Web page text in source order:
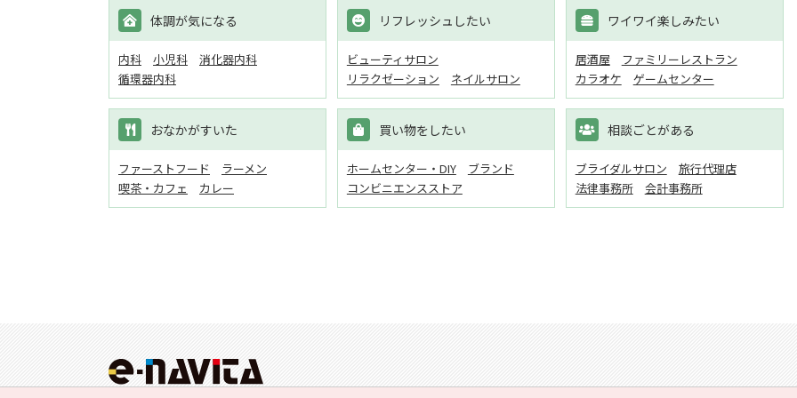
体調が気になる
内科 小児科
消化器内科
循環器内科
リフレッシュしたい
ビューティサロン
リラクゼーション
ネイルサロン
ワイワイ楽しみたい
居酒屋
ファミリーレストラン
カラオケ
ゲームセンター
おなかがすいた
ファーストフード
ラーメン
喫茶・カフェ
カレー
買い物をしたい
ホームセンター・DIY
ブランド
コンビニエンスストア
相談ごとがある
ブライダルサロン
旅行代理店
法律事務所
会計事務所